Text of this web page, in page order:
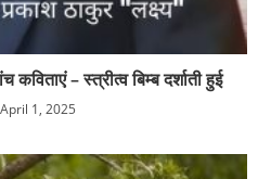
कविताएं – स्त्रीत्व बिम्ब दर्शाती हुई
April 1, 2025